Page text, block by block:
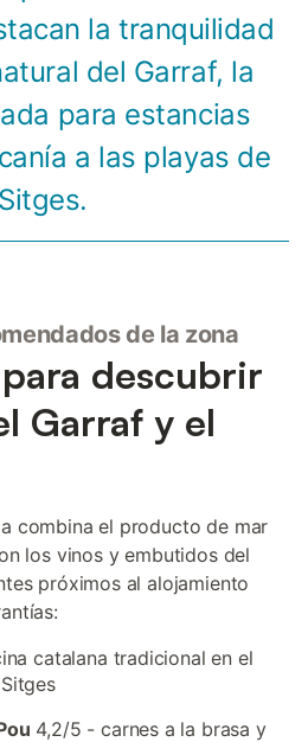
la tranquilidad
del Garraf, la
para estancias
a las playas de
Sitges.
de la zona
descubrir
Garraf y el
combina el producto de mar
los vinos y embutidos del
próximos al alojamiento
catalana tradicional en el
4,2/5 - carnes a la brasa y